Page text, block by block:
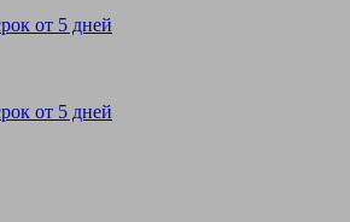
от 5 дней
от 5 дней